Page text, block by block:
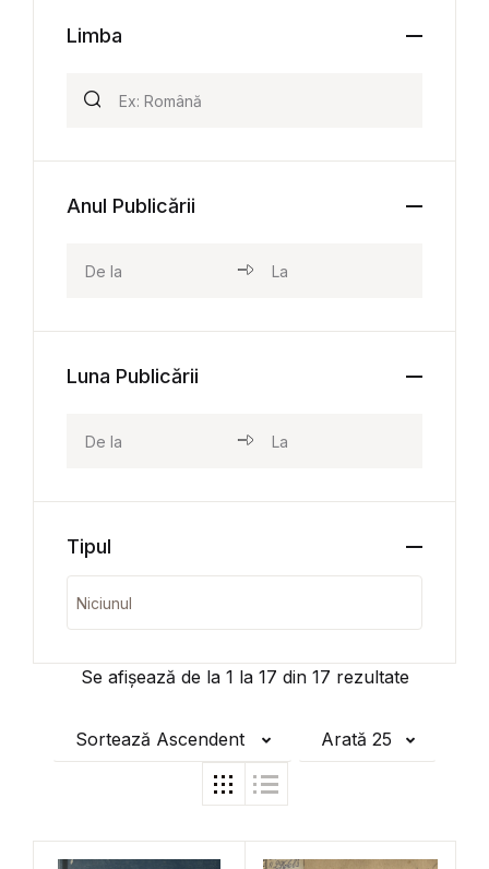
Se afișează de la 1 la 17 din 17 rezultate
Sortează Ascendent Arată 25
Limba
Anul Publicării
Luna Publicării
Tipul